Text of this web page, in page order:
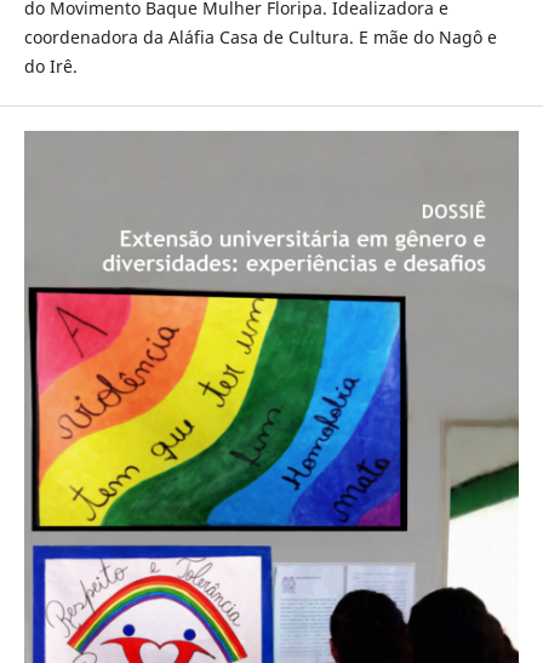
do Movimento Baque Mulher Floripa. Idealizadora e
coordenadora da Aláfia Casa de Cultura. E mãe do Nagô e
do Irê.